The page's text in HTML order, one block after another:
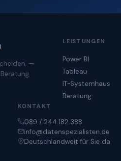
—
LEISTUNGEN
Power BI
Tableau
IT-Systemhaus
Beratung
KONTAKT
089 / 244 182 388
info@datenspezialisten.de
Deutschlandweit für Sie da